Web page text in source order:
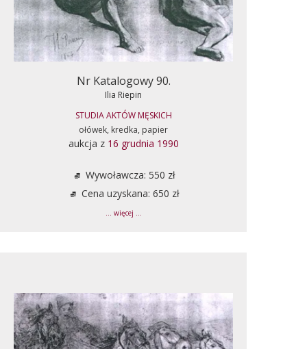
Nr Katalogowy 90.
Ilia Riepin
STUDIA AKTÓW MĘSKICH
ołówek, kredka, papier
aukcja z 16 grudnia 1990
Wywoławcza: 550 zł
Cena uzyskana: 650 zł
... więcej ...